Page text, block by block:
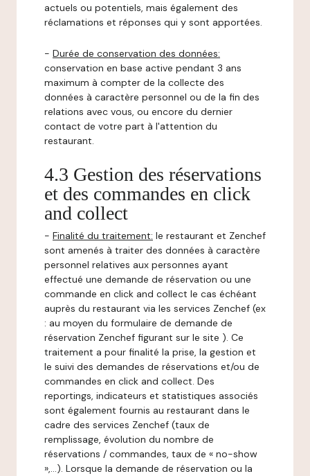
actuels ou potentiels, mais également des
réclamations et réponses qui y sont apportées.
- Durée de conservation des données:
conservation en base active pendant 3 ans
maximum à compter de la collecte des
données à caractère personnel ou de la fin des
relations avec vous, ou encore du dernier
contact de votre part à l'attention du
restaurant.
4.3 Gestion des réservations
et des commandes en click
and collect
- Finalité du traitement: le restaurant et Zenchef
sont amenés à traiter des données à caractère
personnel relatives aux personnes ayant
effectué une demande de réservation ou une
commande en click and collect le cas échéant
auprès du restaurant via les services Zenchef (ex
: au moyen du formulaire de demande de
réservation Zenchef figurant sur le site ). Ce
traitement a pour finalité la prise, la gestion et
le suivi des demandes de réservations et/ou de
commandes en click and collect. Des
reportings, indicateurs et statistiques associés
sont également fournis au restaurant dans le
cadre des services Zenchef (taux de
remplissage, évolution du nombre de
réservations / commandes, taux de « no-show
»,…). Lorsque la demande de réservation ou la